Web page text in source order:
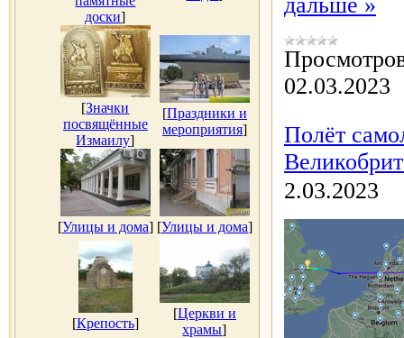
доски]
[Значки
посвящённые
Измаилу]
[Праздники и
мероприятия]
[Улицы и дома] [Улицы и дома]
[Крепость]
[Церкви и
храмы]
02.03.2023
Полёт
2.03.2023